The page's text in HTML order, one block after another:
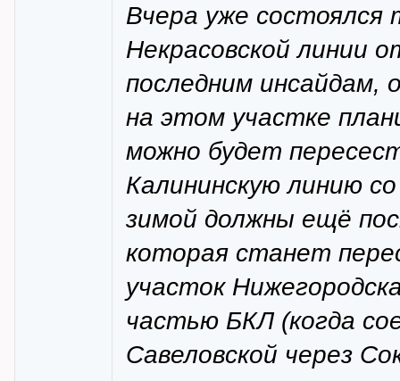
Вчера уже состоялся
Некрасовской линии
последним инсайдам,
на этом участке
можно будет
Калининскую линию
зимой должны ещё
которая станет
участок
частью БКЛ (когда
Савеловской через